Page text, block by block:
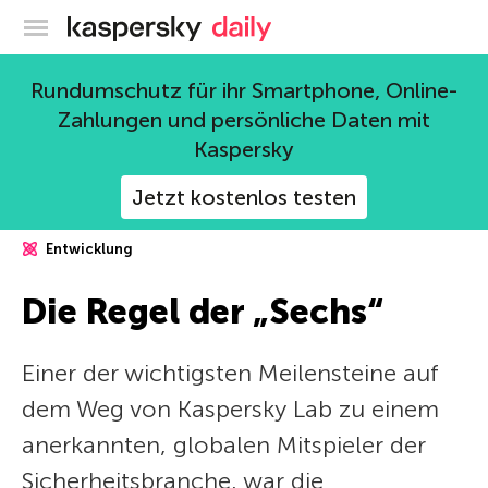
Offizieller Blog von Kaspersky
Rundumschutz für ihr Smartphone, Online-
Zahlungen und persönliche Daten mit
Kaspersky
Jetzt kostenlos testen
Entwicklung
Die Regel der „Sechs“
Einer der wichtigsten Meilensteine auf
dem Weg von Kaspersky Lab zu einem
anerkannten, globalen Mitspieler der
Sicherheitsbranche, war die